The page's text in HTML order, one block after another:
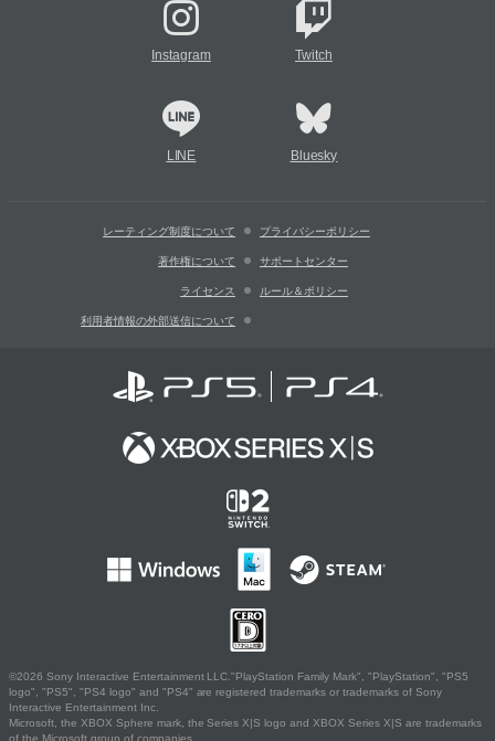
Instagram Twitch
LINE Bluesky
レーティング制度について プライバシーポリシー
著作権について サポートセンター
ライセンス ルール＆ポリシー
利用者情報の外部送信について
©2026 Sony Interactive Entertainment LLC."PlayStation Family Mark", "PlayStation", "PS5
logo", "PS5", "PS4 logo" and "PS4" are registered trademarks or trademarks of Sony
Interactive Entertainment Inc.
Microsoft, the XBOX Sphere mark, the Series X|S logo and XBOX Series X|S are trademarks
of the Microsoft group of companies.